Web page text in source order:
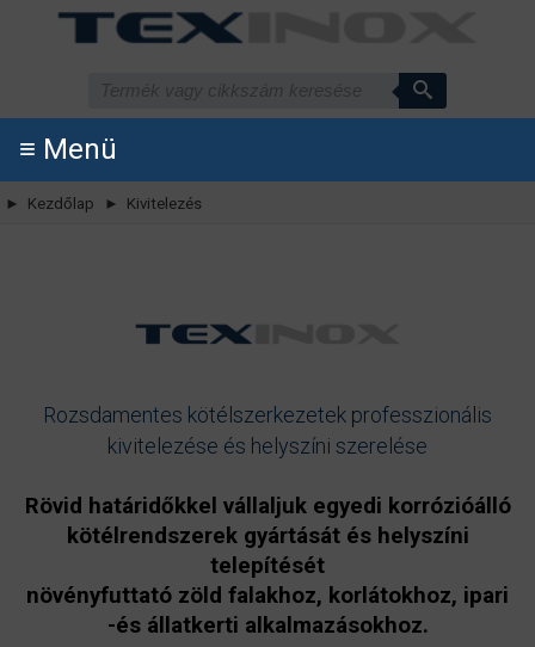
≡ Menü
► Kezdőlap ► Kivitelezés
Rozsdamentes kötélszerkezetek professzionális
kivitelezése és helyszíni szerelése
Rövid határidőkkel vállaljuk egyedi korrózióálló
kötélrendszerek gyártását és helyszíni
telepítését
növényfuttató zöld falakhoz, korlátokhoz, ipari
-és állatkerti alkalmazásokhoz.